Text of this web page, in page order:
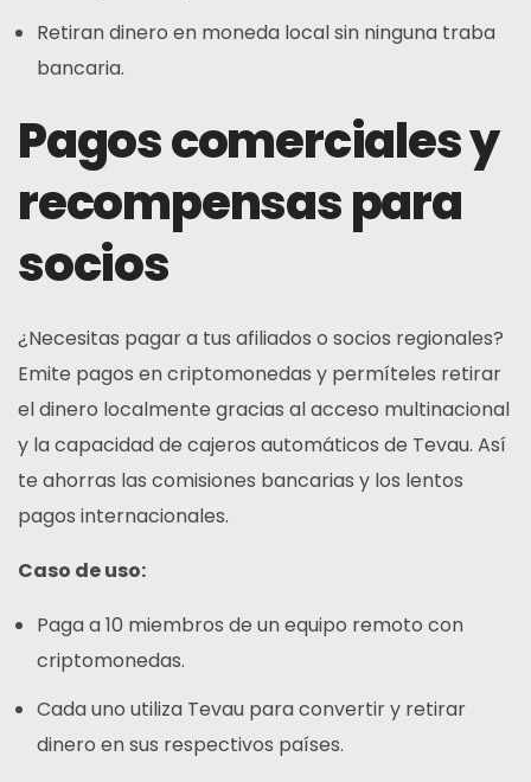
Retiran dinero en moneda local sin ninguna traba
bancaria.
Pagos comerciales y
recompensas para
socios
¿Necesitas pagar a tus afiliados o socios regionales?
Emite pagos en criptomonedas y permíteles retirar
el dinero localmente gracias al acceso multinacional
y la capacidad de cajeros automáticos de Tevau. Así
te ahorras las comisiones bancarias y los lentos
pagos internacionales.
Caso de uso:
Paga a 10 miembros de un equipo remoto con
criptomonedas.
Cada uno utiliza Tevau para convertir y retirar
dinero en sus respectivos países.